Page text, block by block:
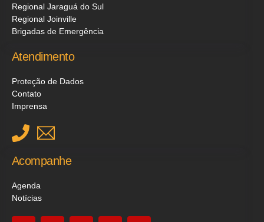
Regional Jaraguá do Sul
Regional Joinville
Brigadas de Emergência
Atendimento
Proteção de Dados
Contato
Imprensa
Acompanhe
Agenda
Notícias